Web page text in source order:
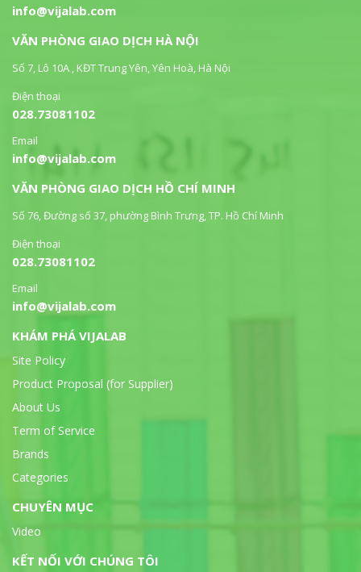
info@vijalab.com
VĂN PHÒNG GIAO DỊCH HÀ NỘI
Số 7, Lô 10A , KĐT Trung Yên, Yên Hoà, Hà Nội
Điện thoại
028.73081102
Email
info@vijalab.com
VĂN PHÒNG GIAO DỊCH HỒ CHÍ MINH
Số 76, Đường số 37, phường Bình Trưng, TP. Hồ Chí Minh
Điện thoại
028.73081102
Email
info@vijalab.com
KHÁM PHÁ VIJALAB
Site Policy
Product Proposal (for Supplier)
About Us
Term of Service
Brands
Categories
CHUYÊN MỤC
Video
KẾT NỐI VỚI CHÚNG TÔI